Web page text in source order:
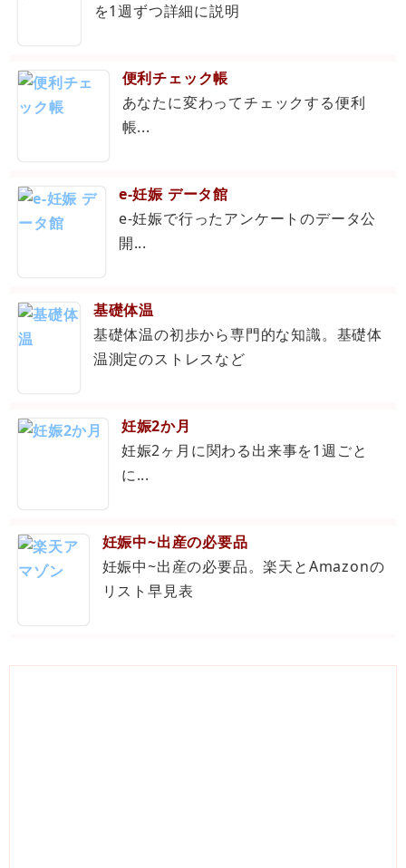
を1週ずつ詳細に説明
便利チェック帳
あなたに変わってチェックする便利
帳...
e-妊娠 データ館
e-妊娠で行ったアンケートのデータ公
開...
基礎体温
基礎体温の初歩から専門的な知識。基礎体
温測定のストレスなど
妊娠2か月
妊娠2ヶ月に関わる出来事を1週ごと
に...
妊娠中~出産の必要品
妊娠中~出産の必要品。楽天とAmazonの
リスト早見表